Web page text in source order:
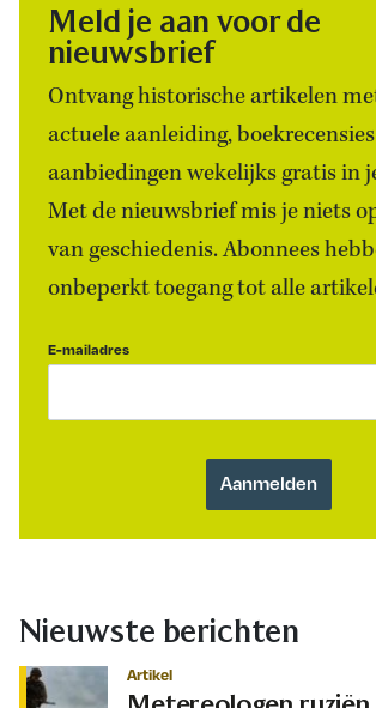
Meld je aan voor de
nieuwsbrief
Ontvang historische artikelen
actuele aanleiding,
aanbiedingen wekelijks gratis in
Met de nieuwsbrief mis je niets
van geschiedenis. Abonnees
onbeperkt toegang tot alle
E-mailadres
Nieuwste berichten
Artikel